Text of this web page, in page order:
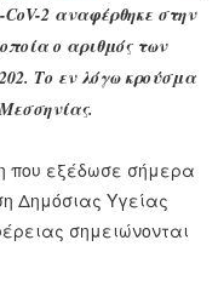
2 αναφέρθηκε στην
ο αριθμός των
Το εν λόγω κρούσμα
που εξέδωσε σήμερα
Δημόσιας Υγείας
σημειώνονται